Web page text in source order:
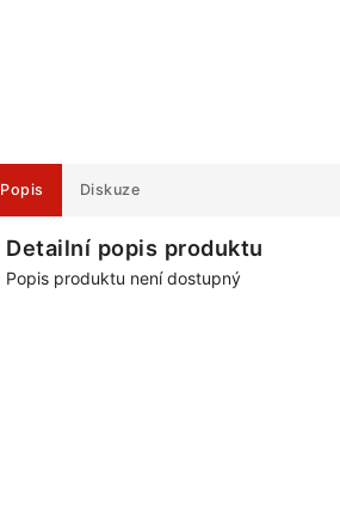
Popis Diskuze
Detailní popis produktu
Popis produktu není dostupný